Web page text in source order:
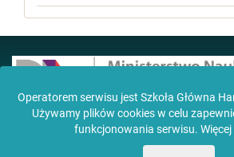
Czasopismo zostało wdrożone na platformę
dzięki wsparciu MNiSW w ramach grantu DUN,
Operatorem serwisu jest Szkoła Główna
Używamy plików cookies w celu
funkcjonowania serwisu.